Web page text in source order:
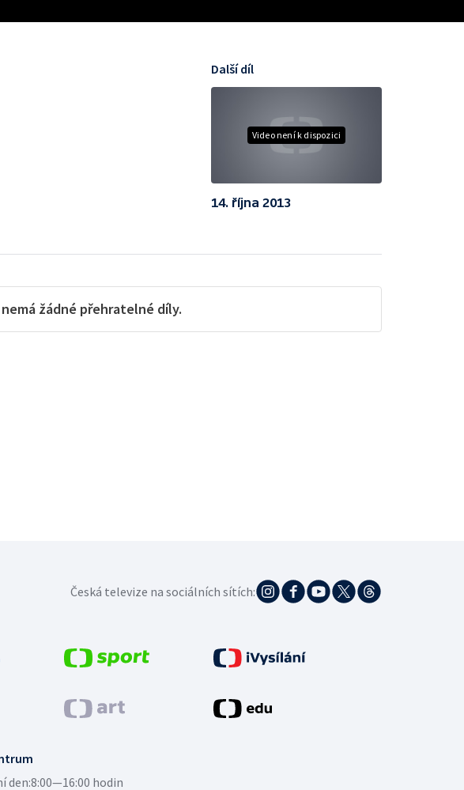
Video není k dispozici
Další díl
14. října 2013
žádné přehratelné díly.
den:8:00—16:00 hodin
Česká televize na sociálních sítích: